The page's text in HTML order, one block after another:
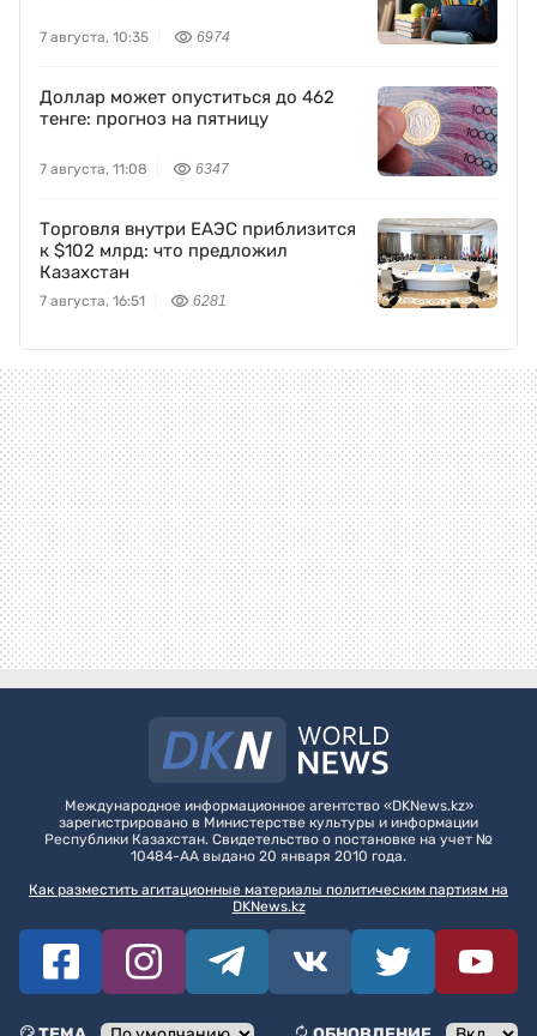
7 августа, 10:35 6974
Доллар может опуститься до 462
тенге: прогноз на пятницу
7 августа, 11:08 6347
Торговля внутри ЕАЭС приблизится
к $102 млрд: что предложил
Казахстан
7 августа, 16:51 6281
Международное информационное агентство «DKNews.kz»
зарегистрировано в Министерстве культуры и информации
Республики Казахстан. Свидетельство о постановке на учет №
10484-АА выдано 20 января 2010 года.
Как разместить агитационные материалы политическим партиям на
DKNews.kz